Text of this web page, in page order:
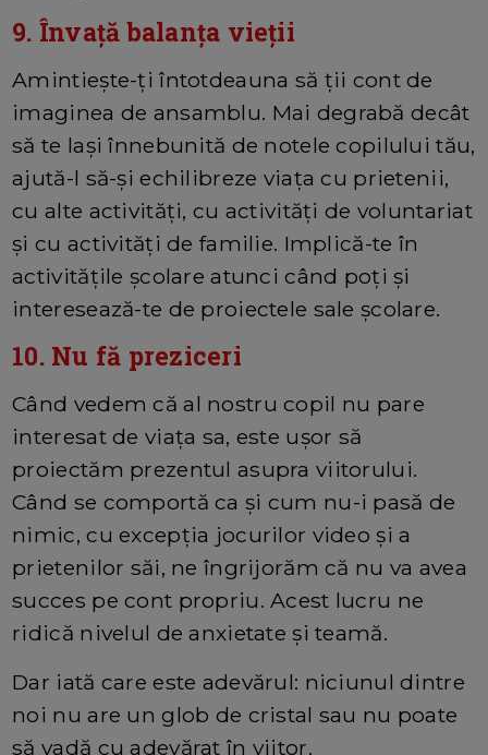
9. Învaţă balanța vieții
Amintieşte-ţi întotdeauna să ții cont de
imaginea de ansamblu. Mai degrabă decât
să te laşi înnebunită de notele copilului tău,
ajută-l să-și echilibreze viața cu prietenii,
cu alte activități, cu activități de voluntariat
și cu activități de familie. Implică-te în
activităţile școlare atunci când poţi și
interesează-te de proiectele sale școlare.
10. Nu fă preziceri
Când vedem că al nostru copil nu pare
interesat de viața sa, este ușor să
proiectăm prezentul asupra viitorului.
Când se comportă ca și cum nu-i pasă de
nimic, cu excepția jocurilor video și a
prietenilor săi, ne îngrijorăm că nu va avea
succes pe cont propriu. Acest lucru ne
ridică nivelul de anxietate și teamă.
Dar iată care este adevărul: niciunul dintre
noi nu are un glob de cristal sau nu poate
să vadă cu adevărat în viitor.